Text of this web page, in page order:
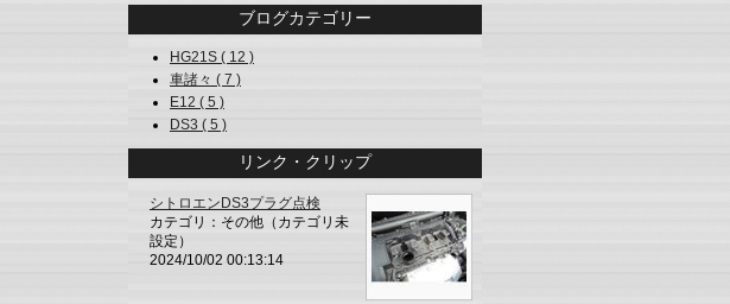
ブログカテゴリー
HG21S ( 12 )
車諸々 ( 7 )
E12 ( 5 )
DS3 ( 5 )
リンク・クリップ
シトロエンDS3プラグ点検
カテゴリ：その他（カテゴリ未
設定）
2024/10/02 00:13:14